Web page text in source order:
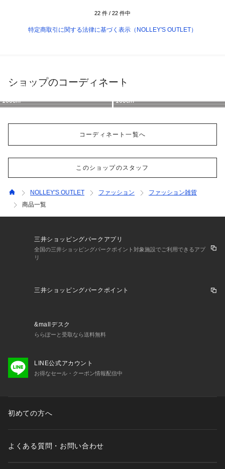
22 件 / 22 件中
特定商取引に関する法律に基づく表示（NOLLEY'S OUTLET）
ショップのコーディネート
NOLLEY'S OUTLET NOLLEY'S OUTLET
NOLLEY'S OUTLET NOLLEY'S OUTLET
NOLLEY'S OUTLET NOLLEY'S OUTLET
160cm 160cm
コーディネート一覧へ
このショップのスタッフ
NOLLEY'S OUTLET ファッション
ファッション雑貨
商品一覧
三井ショッピングパークアプリ
全国の三井ショッピングパークポイント対象施設でご利用できるアプ
リ
三井ショッピングパークポイント
&mallデスク
ららぽーと受取なら送料無料
LINE公式アカウント
お得なセール・クーポン情報配信中
初めての方へ
よくある質問・お問い合わせ